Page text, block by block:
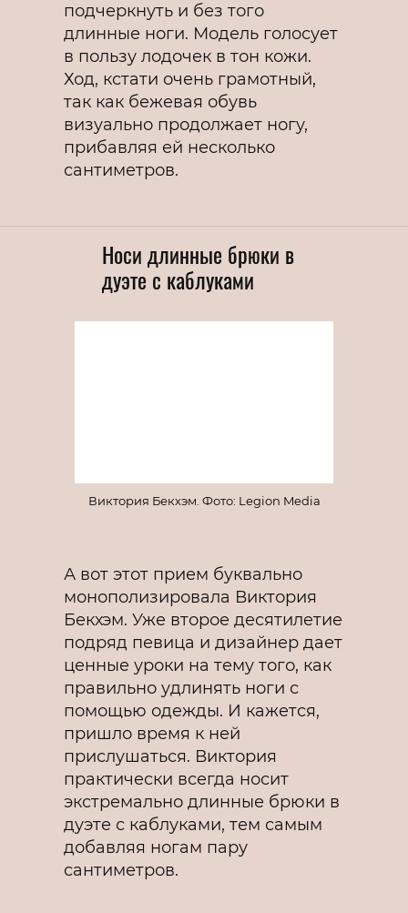
подчеркнуть и без того
длинные ноги. Модель голосует
в пользу лодочек в тон кожи.
Ход, кстати очень грамотный,
так как бежевая обувь
визуально продолжает ногу,
прибавляя ей несколько
сантиметров.
Носи длинные брюки в
дуэте с каблуками
Виктория Бекхэм. Фото: Legion Media
А вот этот прием буквально
монополизировала Виктория
Бекхэм. Уже второе десятилетие
подряд певица и дизайнер дает
ценные уроки на тему того, как
правильно удлинять ноги с
помощью одежды. И кажется,
пришло время к ней
прислушаться. Виктория
практически всегда носит
экстремально длинные брюки в
дуэте с каблуками, тем самым
добавляя ногам пару
сантиметров.